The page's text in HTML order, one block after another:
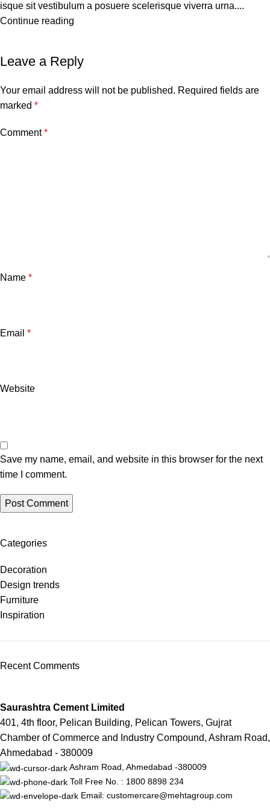
isque sit vestibulum a posuere scelerisque viverra urna....
Continue reading
Leave a Reply
Your email address will not be published. Required fields are
marked *
Comment*
Name *
Email *
Website
Save my name, email, and website in this browser for the next
time I comment.
Categories
Decoration
Design trends
Furniture
Inspiration
Recent Comments
Saurashtra Cement Limited
401, 4th floor, Pelican Building, Pelican Towers, Gujrat
Chamber of Commerce and Industry Compound, Ashram Road,
Ahmedabad - 380009
Ashram Road, Ahmedabad -380009
Toll Free No. : 1800 8898 234
Email: customercare@mehtagroup.com